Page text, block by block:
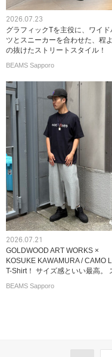
2026.07.23
グラフィックTを主役に、ワイド
ツとスニーカーを合わせた、程
の抜けたストリートスタイル！
BEAMS Sapporo
2026.07.21
GOLDWOOD ART WORKS ×
KOSUKE KAWAMURA / CAMO
T-Shirt！ サイズ感といい最高。
BEAMS Sapporo